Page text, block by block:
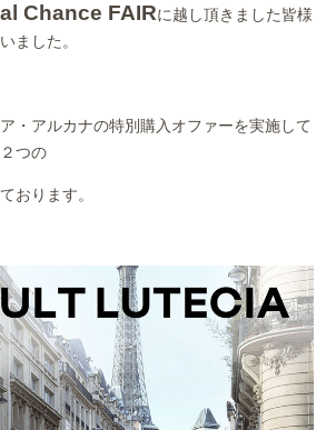
Chance FAIRに越し頂きました皆様
ました。
・アルカナの特別購入オファーを実施して
つの
おります。